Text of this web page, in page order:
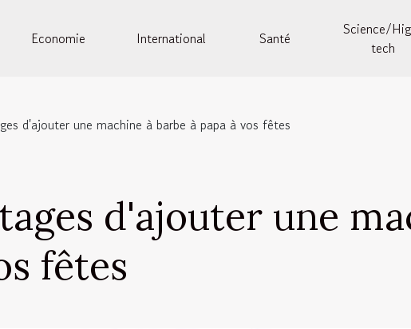
Economie International Santé
Science/
tech
d'ajouter une machine à barbe à papa à vos fêtes
d'ajouter une
fêtes